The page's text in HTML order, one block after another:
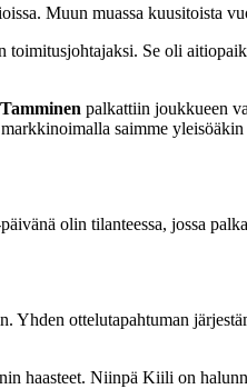
Muun muassa kuusitoista
Se oli
palkattiin joukkueen
saimme
olin tilanteessa, jossa
ottelutapahtuman
haasteet. Niinpä Kiili on